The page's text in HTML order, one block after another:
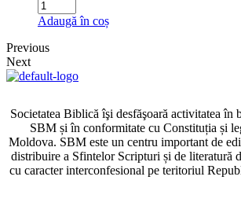
Adaugă în coș
Previous
Next
Societatea Biblică îşi desfăşoară activitatea în
SBM și în conformitate cu Constituția și
Moldova. SBM este un centru important de
distribuire a Sfintelor Scripturi și de literatură
cu caracter interconfesional pe teritoriul